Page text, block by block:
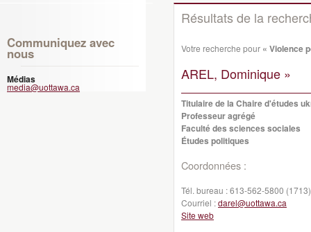
Communiquez avec
nous
Médias
media@uottawa.ca
Résultats de la
Votre recherche pour « Violence
AREL, Dominique »
Titulaire de la Chaire d'études
Professeur agrégé
Faculté des sciences sociales
Études politiques
Coordonnées :
Tél. bureau :613-562-5800 (1713)
Courriel :darel@uottawa.ca
Site web